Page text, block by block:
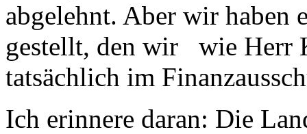
abgelehnt. Aber wir haben
gestellt, den wir wie Herr
tatsächlich im
Ich erinnere daran: Die